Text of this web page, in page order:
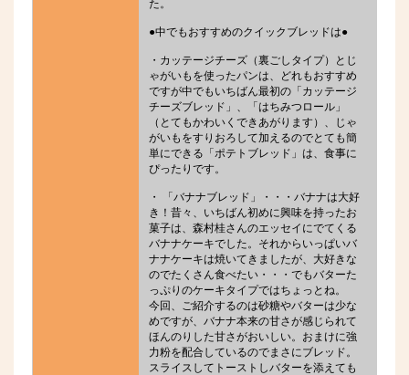
た。
●中でもおすすめのクイックブレッドは●
・カッテージチーズ（裏ごしタイプ）とじ
ゃがいもを使ったパンは、どれもおすすめ
ですが中でもいちばん最初の「カッテージ
チーズブレッド」、「はちみつロール」
（とてもかわいくできあがります）、じゃ
がいもをすりおろして加えるのでとても簡
単にできる「ポテトブレッド」は、食事に
ぴったりです。
・ 「バナナブレッド」・・・バナナは大好
き！昔々、いちばん初めに興味を持ったお
菓子は、森村桂さんのエッセイにでてくる
バナナケーキでした。それからいっぱいバ
ナナケーキは焼いてきましたが、大好きな
のでたくさん食べたい・・・でもバターた
っぷりのケーキタイプではちょっとね。
今回、ご紹介するのは砂糖やバターは少な
めですが、バナナ本来の甘さが感じられて
ほんのりした甘さがおいしい。おまけに強
力粉を配合しているのでまさにブレッド。
スライスしてトーストしバターを添えても